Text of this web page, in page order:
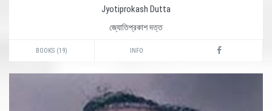
Jyotiprokash Dutta
জ্যোতিপ্রকাশ দত্ত
BOOKS (19) INFO